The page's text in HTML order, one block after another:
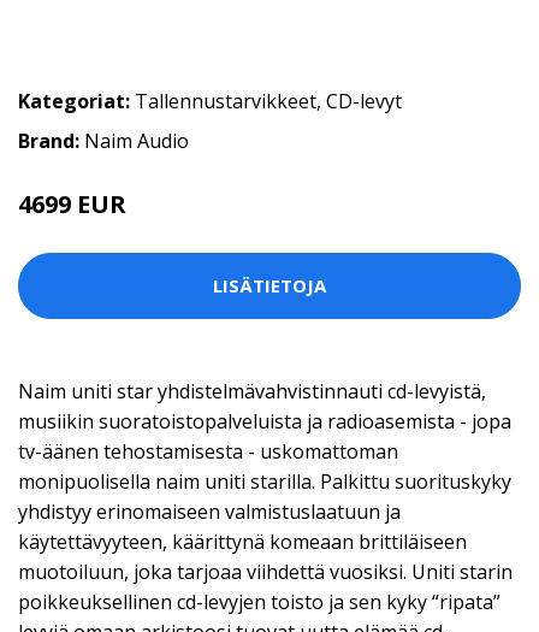
Kategoriat: Tallennustarvikkeet, CD-levyt
Brand: Naim Audio
4699 EUR
LISÄTIETOJA
Naim uniti star yhdistelmävahvistinnauti cd-levyistä,
musiikin suoratoistopalveluista ja radioasemista - jopa
tv-äänen tehostamisesta - uskomattoman
monipuolisella naim uniti starilla. Palkittu suorituskyky
yhdistyy erinomaiseen valmistuslaatuun ja
käytettävyyteen, käärittynä komeaan brittiläiseen
muotoiluun, joka tarjoaa viihdettä vuosiksi. Uniti starin
poikkeuksellinen cd-levyjen toisto ja sen kyky “ripata”